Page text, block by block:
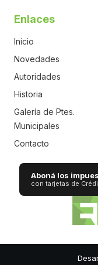
Enlaces
Inicio
Novedades
Autoridades
Historia
Galería de Ptes.
Municipales
Contacto
Aboná los
con tarjetas de